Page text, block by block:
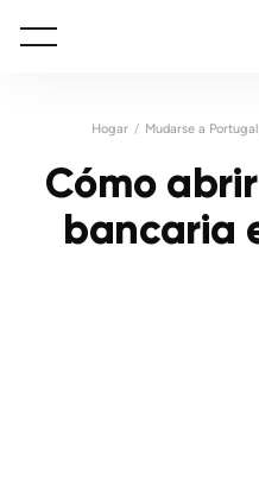
Hogar Mudarse a Portugal
Cómo
bancaria